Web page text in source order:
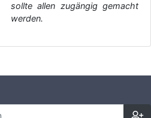
sollte allen zugängig gemacht
werden.